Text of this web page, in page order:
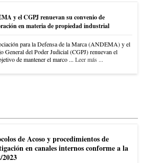
y el CGPJ renuevan su convenio de
en materia de propiedad industrial
para la Defensa de la Marca (ANDEMA) y el
General del Poder Judicial (CGPJ) renuevan el
de mantener el marco ... Leer más ...
de Acoso y procedimientos de
en canales internos conforme a la